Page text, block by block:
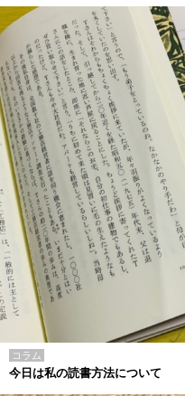
コラム
今日は私の読書方法について